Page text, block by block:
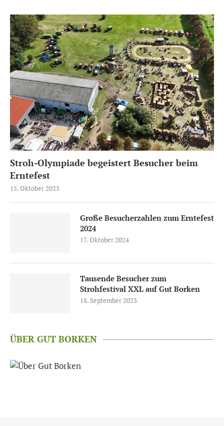
Stroh-Olympiade begeistert Besucher beim
Erntefest
15. Oktober 2025
Große Besucherzahlen zum Erntefest
2024
17. Oktober 2024
Tausende Besucher zum
Strohfestival XXL auf Gut Borken
18. September 2023
ÜBER GUT BORKEN